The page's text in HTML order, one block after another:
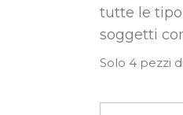
Prenotazioni Visite
Specialistiche
Prodotti per
tutte le
soggetti
Solo 4 pezzi